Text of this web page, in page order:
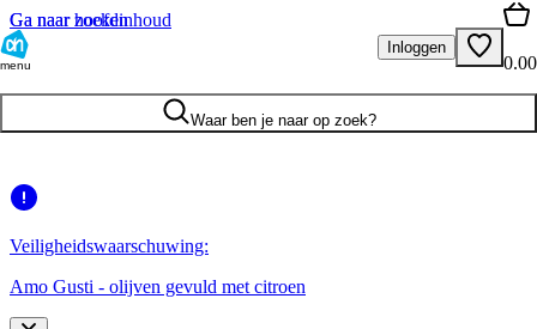
Ga naar hoofdinhoud
Ga naar zoeken
menu
Inloggen
0.00
Waar ben je naar op zoek?
Veiligheidswaarschuwing:
Amo Gusti - olijven gevuld met citroen